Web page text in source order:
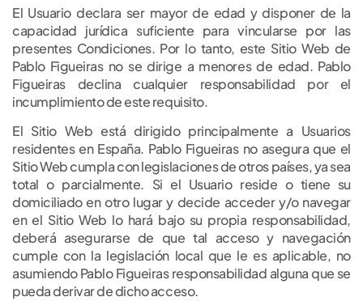
El Usuario declara ser mayor de edad y disponer de la
capacidad jurídica suficiente para vincularse por las
presentes Condiciones. Por lo tanto, este Sitio Web de
Pablo Figueiras no se dirige a menores de edad. Pablo
Figueiras declina cualquier responsabilidad por el
incumplimiento de este requisito.
El Sitio Web está dirigido principalmente a Usuarios
residentes en España. Pablo Figueiras no asegura que el
Sitio Web cumpla con legislaciones de otros países, ya sea
total o parcialmente. Si el Usuario reside o tiene su
domiciliado en otro lugar y decide acceder y/o navegar
en el Sitio Web lo hará bajo su propia responsabilidad,
deberá asegurarse de que tal acceso y navegación
cumple con la legislación local que le es aplicable, no
asumiendo Pablo Figueiras responsabilidad alguna que se
pueda derivar de dicho acceso.